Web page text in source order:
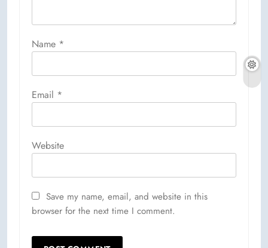
Name *
Email *
Website
Save my name, email, and website in this
browser for the next time I comment.